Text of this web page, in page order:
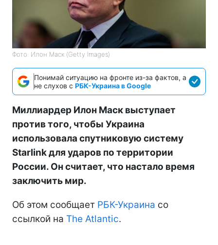
Фото: Илон Маск (Getty Images)
Понимай ситуацию на фронте из-за фактов, а
не слухов с РБК-Украина в Google
Миллиардер Илон Маск выступает
против того, чтобы Украина
использовала спутниковую систему
Starlink для ударов по территории
России. Он считает, что настало время
заключить мир.
Об этом сообщает РБК-Украина со
ссылкой на The Atlantic.